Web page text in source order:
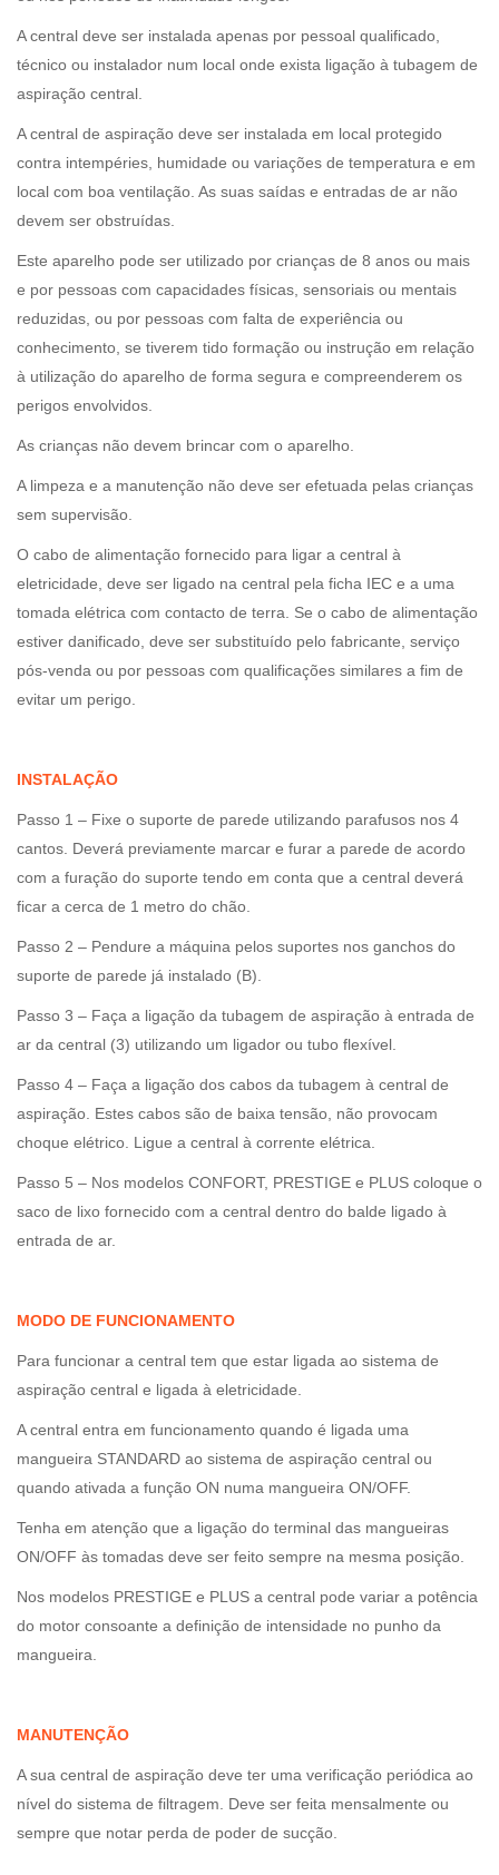
A central deve ser instalada apenas por pessoal qualificado,
técnico ou instalador num local onde exista ligação à tubagem de
aspiração central.
A central de aspiração deve ser instalada em local protegido
contra intempéries, humidade ou variações de temperatura e em
local com boa ventilação. As suas saídas e entradas de ar não
devem ser obstruídas.
Este aparelho pode ser utilizado por crianças de 8 anos ou mais
e por pessoas com capacidades físicas, sensoriais ou mentais
reduzidas, ou por pessoas com falta de experiência ou
conhecimento, se tiverem tido formação ou instrução em relação
à utilização do aparelho de forma segura e compreenderem os
perigos envolvidos.
As crianças não devem brincar com o aparelho.
A limpeza e a manutenção não deve ser efetuada pelas crianças
sem supervisão.
O cabo de alimentação fornecido para ligar a central à
eletricidade, deve ser ligado na central pela ficha IEC e a uma
tomada elétrica com contacto de terra. Se o cabo de alimentação
estiver danificado, deve ser substituído pelo fabricante, serviço
pós-venda ou por pessoas com qualificações similares a fim de
evitar um perigo.
INSTALAÇÃO
Passo 1 – Fixe o suporte de parede utilizando parafusos nos 4
cantos. Deverá previamente marcar e furar a parede de acordo
com a furação do suporte tendo em conta que a central deverá
ficar a cerca de 1 metro do chão.
Passo 2 – Pendure a máquina pelos suportes nos ganchos do
suporte de parede já instalado (B).
Passo 3 – Faça a ligação da tubagem de aspiração à entrada de
ar da central (3) utilizando um ligador ou tubo flexível.
Passo 4 – Faça a ligação dos cabos da tubagem à central de
aspiração. Estes cabos são de baixa tensão, não provocam
choque elétrico. Ligue a central à corrente elétrica.
Passo 5 – Nos modelos CONFORT, PRESTIGE e PLUS coloque o
saco de lixo fornecido com a central dentro do balde ligado à
entrada de ar.
MODO DE FUNCIONAMENTO
Para funcionar a central tem que estar ligada ao sistema de
aspiração central e ligada à eletricidade.
A central entra em funcionamento quando é ligada uma
mangueira STANDARD ao sistema de aspiração central ou
quando ativada a função ON numa mangueira ON/OFF.
Tenha em atenção que a ligação do terminal das mangueiras
ON/OFF às tomadas deve ser feito sempre na mesma posição.
Nos modelos PRESTIGE e PLUS a central pode variar a potência
do motor consoante a definição de intensidade no punho da
mangueira.
MANUTENÇÃO
A sua central de aspiração deve ter uma verificação periódica ao
nível do sistema de filtragem. Deve ser feita mensalmente ou
sempre que notar perda de poder de sucção.